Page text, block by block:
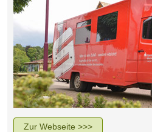
Zur Webseite >>>